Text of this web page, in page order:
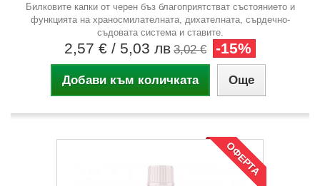
Билковите капки от черен бъз благоприятстват състоянието и
функцията на храносмилателната, дихателната, сърдечно-
съдовата система и ставите.
2,57 € / 5,03 лв 3,02 € -15%
Добави към количката Още
ОФЕРТА